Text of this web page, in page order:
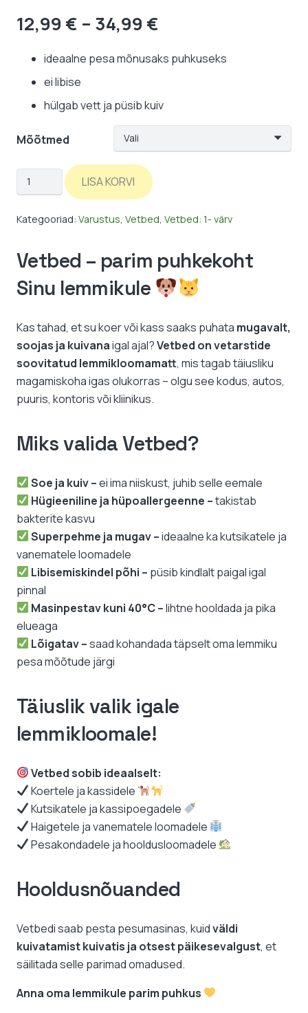
12,99 € – 34,99 €
kuni
ideaalne pesa mõnusaks puhkuseks
ei libise
hülgab vett ja püsib kuiv
Mõõtmed
Vetbed:
fuksia
/
LISA KORVI
Kategooriad: Varustus Vetbed Vetbed: 1- värv
Vetbed – parim puhkekoht
Sinu lemmikule
Kas tahad, et su koer või kass saaks puhata mugavalt,
soojas ja kuivanaigal ajal?Vetbed on vetarstide
soovitatud lemmikloomamatt, mis tagab täiusliku
magamiskoha igas olukorras – olgu see kodus, autos,
puuris, kontoris või kliinikus.
Miks valida Vetbed?
Soe ja kuiv –ei ima niiskust, juhib selle eemale
Hügieeniline ja hüpoallergeenne –takistab
bakterite kasvu
Superpehme ja mugav –ideaalne ka kutsikatele ja
vanematele loomadele
Libisemiskindel põhi – püsib kindlalt paigal igal
pinnal
Masinpestav kuni 40°C –lihtne hooldada ja pika
elueaga
Lõigatav –saad kohandada täpselt oma lemmiku
pesa mõõtude järgi
Täiuslik valik igale
lemmikloomale!
Vetbed sobib ideaalselt:
Koertele ja kassidele
Kutsikatele ja kassipoegadele
Haigetele ja vanematele loomadele
Pesakondadele ja hooldusloomadele
Hooldusnõuanded
Vetbedi saab pesta pesumasinas, kuidväldi
kuivatamist kuivatis ja otsest päikesevalgust, et
säilitada selle parimad omadused.
Anna oma lemmikule parim puhkus